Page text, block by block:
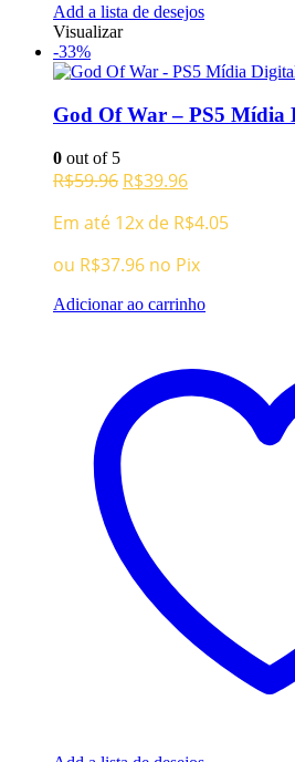
Add a lista de desejos
Visualizar
-33%
God Of War – PS5
0 out of 5
R$59.96 O
original
era:
R$59.96.
R$39.96O
atual
é:
R$39.96.
Em até 12x de R$4.05
ou R$37.96 no Pix
Adicionar ao carrinho